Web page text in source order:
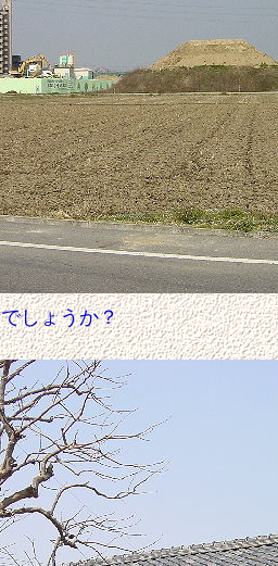
しょうか？